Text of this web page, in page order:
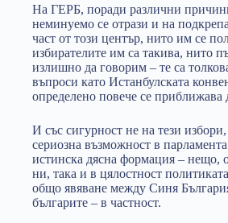
На ГЕРБ, поради различни
неминуемо се отрази и на
част от този център, нито им се
избирателите им са такива, нито
излишно да говорим – те са
въпроси като Истанбулската
определено повече се приближава
И със сигурност не на тези
сериозна възможност в
истинска дясна формация – нещо,
ни, така и в цялостност
общо явяване между Синя
българите – в частност.